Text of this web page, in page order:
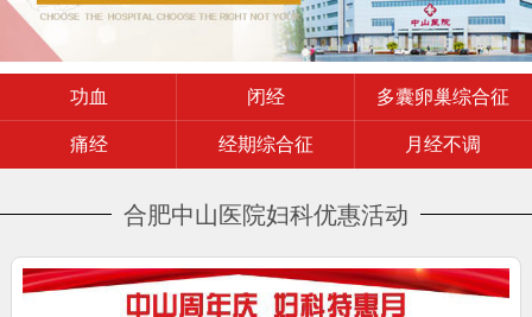
功血 闭经 多囊卵巢综合征
痛经 经期综合征 月经不调
合肥中山医院妇科优惠活动